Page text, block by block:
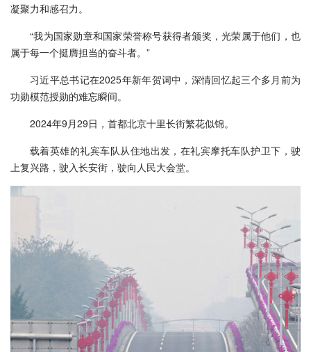
凝聚力和感召力。
“我为国家勋章和国家荣誉称号获得者颁奖，光荣属于他们，也
属于每一个挺膺担当的奋斗者。”
习近平总书记在2025年新年贺词中，深情回忆起三个多月前为
功勋模范授勋的难忘瞬间。
2024年9月29日，首都北京十里长街繁花似锦。
载着英雄的礼宾车队从住地出发，在礼宾摩托车队护卫下，驶
上复兴路，驶入长安街，驶向人民大会堂。